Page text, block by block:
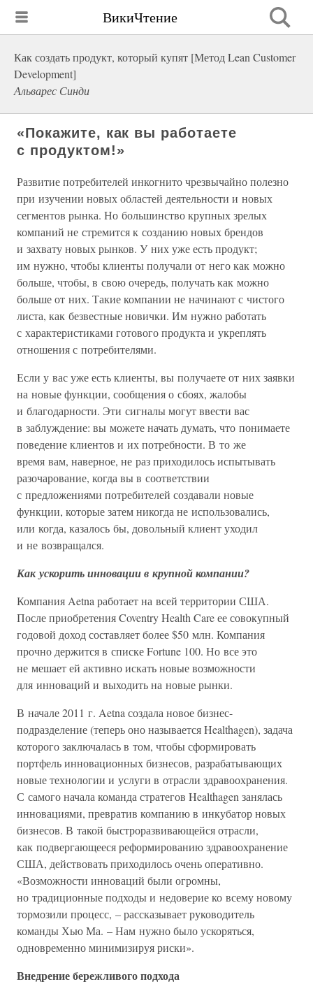
ВикиЧтение
Как создать продукт, который купят [Метод Lean Customer
Development]
Альварес Синди
«Покажите, как вы работаете
с продуктом!»
Развитие потребителей инкогнито чрезвычайно полезно
при изучении новых областей деятельности и новых
сегментов рынка. Но большинство крупных зрелых
компаний не стремится к созданию новых брендов
и захвату новых рынков. У них уже есть продукт;
им нужно, чтобы клиенты получали от него как можно
больше, чтобы, в свою очередь, получать как можно
больше от них. Такие компании не начинают с чистого
листа, как безвестные новички. Им нужно работать
с характеристиками готового продукта и укреплять
отношения с потребителями.
Если у вас уже есть клиенты, вы получаете от них заявки
на новые функции, сообщения о сбоях, жалобы
и благодарности. Эти сигналы могут ввести вас
в заблуждение: вы можете начать думать, что понимаете
поведение клиентов и их потребности. В то же
время вам, наверное, не раз приходилось испытывать
разочарование, когда вы в соответствии
с предложениями потребителей создавали новые
функции, которые затем никогда не использовались,
или когда, казалось бы, довольный клиент уходил
и не возвращался.
Как ускорить инновации в крупной компании?
Компания Aetna работает на всей территории США.
После приобретения Coventry Health Care ее совокупный
годовой доход составляет более $50 млн. Компания
прочно держится в списке Fortune 100. Но все это
не мешает ей активно искать новые возможности
для инноваций и выходить на новые рынки.
В начале 2011 г. Aetna создала новое бизнес-
подразделение (теперь оно называется Healthagen), задача
которого заключалась в том, чтобы сформировать
портфель инновационных бизнесов, разрабатывающих
новые технологии и услуги в отрасли здравоохранения.
С самого начала команда стратегов Healthagen занялась
инновациями, превратив компанию в инкубатор новых
бизнесов. В такой быстроразвивающейся отрасли,
как подвергающееся реформированию здравоохранение
США, действовать приходилось очень оперативно.
«Возможности инноваций были огромны,
но традиционные подходы и недоверие ко всему новому
тормозили процесс, – рассказывает руководитель
команды Хью Ма. – Нам нужно было ускоряться,
одновременно минимизируя риски».
Внедрение бережливого подхода